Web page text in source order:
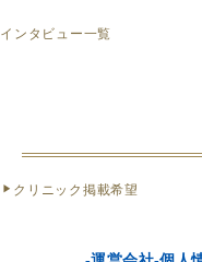
インタビュー一覧
クリニック掲載希望